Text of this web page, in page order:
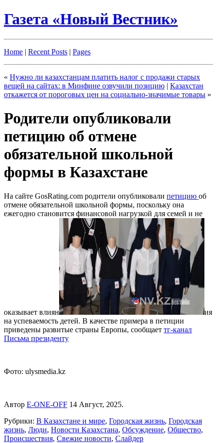
Газета «Новый Вестник»
Home | Recent Posts | Pages
« Нужно ли казахстанцам платить налог с продажи старых
вещей на сайтах: в Минфине озвучили позицию | Казахстан
откажется от пороговых цен на социально-значимые товары »
Родители опубликовали
петицию об отмене
обязательной школьной
формы в Казахстане
На сайте GosRating.com родители опубликовали петицию об
отмене обязательной школьной формы, поскольку она
ежегодно становится финансовой нагрузкой для семей и не
оказывает влиян
ия
на успеваемость детей. В качестве примера в петиции
приведены развитые страны Европы, сообщает тг-канал
Письма президенту
Фото: ulysmedia.kz
Автор E-ONE-OFF 14 Август, 2025.
Рубрики: В Казахстане и мире, Городская жизнь, Городская
жизнь, Люди, Новости Казахстана, Обсуждение, Общество,
Происшествия, Свежие новости, Слайдер